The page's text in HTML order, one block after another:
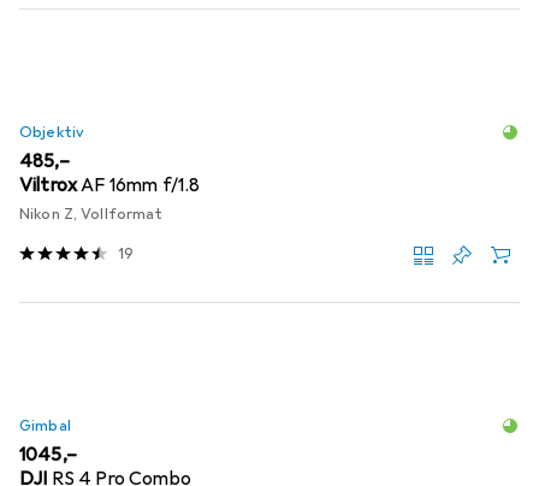
Objektiv
EUR
485,–
ViltroxAF 16mm f/1.8
Nikon Z, Vollformat
19
Gimbal
EUR
1045,–
DJI RS 4 Pro Combo